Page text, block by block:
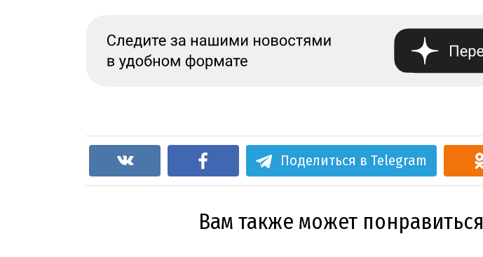
Поделиться в Telegram
Вам также может понравиться